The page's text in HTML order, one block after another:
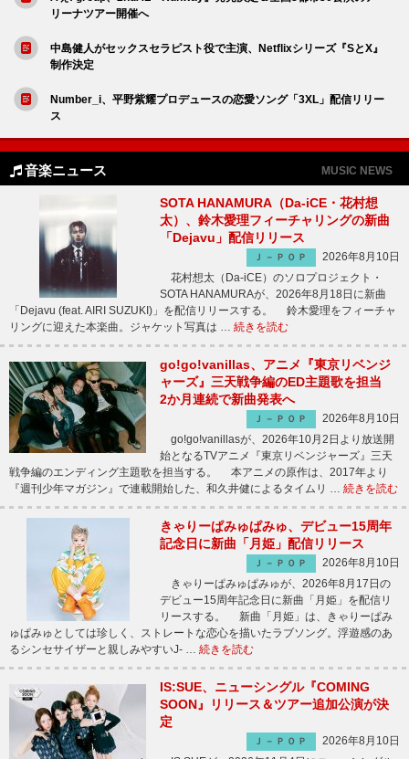
リーナツアー開催へ
中島健人がセックスセラピスト役で主演、Netflixシリーズ『SとX』
制作決定
Number_i、平野紫耀プロデュースの恋愛ソング「3XL」配信リリー
ス
音楽ニュース MUSIC NEWS
SOTA HANAMURA（Da-iCE・花村想
太）、鈴木愛理フィーチャリングの新曲
「Dejavu」配信リリース
Ｊ－ＰＯＰ
2026年8月10日
花村想太（Da-iCE）のソロプロジェクト・
SOTA HANAMURAが、2026年8月18日に新曲
「Dejavu (feat. AIRI SUZUKI)」を配信リリースする。 鈴木愛理をフィーチャ
リングに迎えた本楽曲。ジャケット写真は … 続きを読む
go!go!vanillas、アニメ『東京リベンジ
ャーズ』三天戦争編のED主題歌を担当
2か月連続で新曲発表へ
Ｊ－ＰＯＰ
2026年8月10日
go!go!vanillasが、2026年10月2日より放送開
始となるTVアニメ『東京リベンジャーズ』三天
戦争編のエンディング主題歌を担当する。 本アニメの原作は、2017年より
『週刊少年マガジン』で連載開始した、和久井健によるタイムリ … 続きを読む
きゃりーぱみゅぱみゅ、デビュー15周年
記念日に新曲「月姫」配信リリース
Ｊ－ＰＯＰ
2026年8月10日
きゃりーぱみゅぱみゅが、2026年8月17日の
デビュー15周年記念日に新曲「月姫」を配信リ
リースする。 新曲「月姫」は、きゃりーぱみ
ゅぱみゅとしては珍しく、ストレートな恋心を描いたラブソング。浮遊感のあ
るシンセサイザーと親しみやすいJ- … 続きを読む
IS:SUE、ニューシングル『COMING
SOON』リリース＆ツアー追加公演が決
定
Ｊ－ＰＯＰ
2026年8月10日